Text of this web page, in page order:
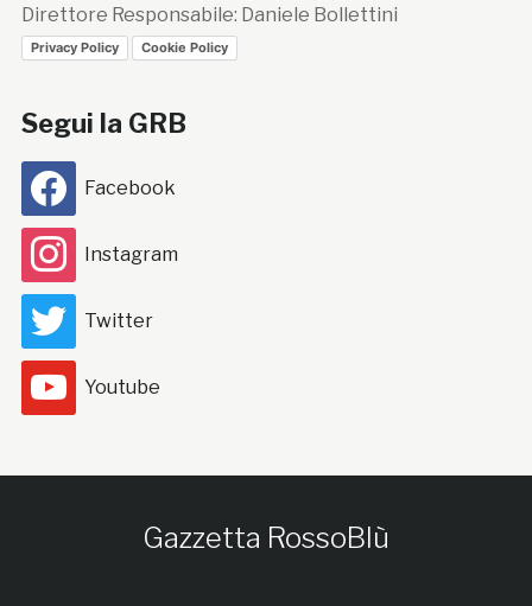
Direttore Responsabile: Daniele Bollettini
Privacy Policy Cookie Policy
Segui la GRB
Facebook
Instagram
Twitter
Youtube
Gazzetta RossoBlù